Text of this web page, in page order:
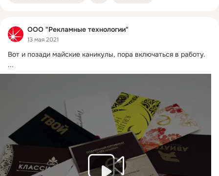
ООО "Рекламные технологии"
13 мая 2021
Вот и позади майские каникулы, пора включаться в работу.
...